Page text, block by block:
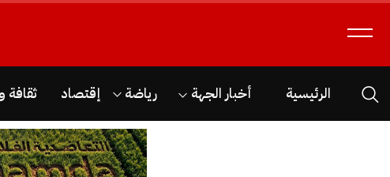
الرئيسية أخبار الجهة رياضة إقتصاد ثقافة